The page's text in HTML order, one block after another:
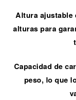
Altura ajustable
alturas para
Capacidad de
peso, lo que